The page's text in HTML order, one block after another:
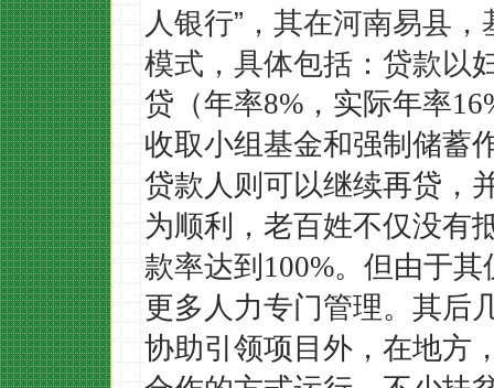
人银行”，其在河南易县
模式，具体包括：贷款以
贷（年率8%，实际年率
收取小组基金和强制储蓄
贷款人则可以继续再贷，
为顺利，老百姓不仅没有
款率达到100%。但由于
更多人力专门管理。其后
协助引领项目外，在地方